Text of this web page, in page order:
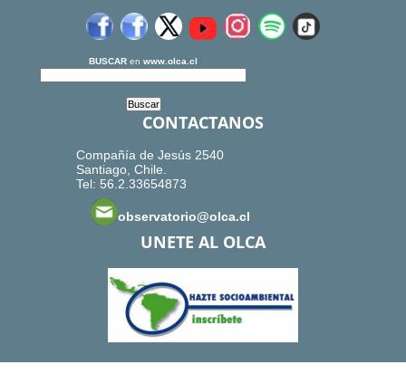
BUSCAR en www.olca.cl
CONTACTANOS
Compañía de Jesús 2540
Santiago, Chile.
Tel: 56.2.33654873
observatorio@olca.cl
UNETE AL OLCA